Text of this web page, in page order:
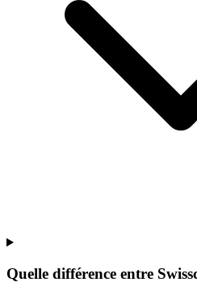
Quelle différence entre